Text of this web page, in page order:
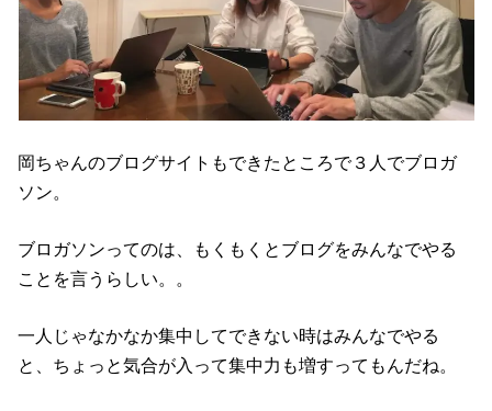
岡ちゃんのブログサイトもできたところで３人でブロガ
ソン。
ブロガソンってのは、もくもくとブログをみんなでやる
ことを言うらしい。。
一人じゃなかなか集中してできない時はみんなでやる
と、ちょっと気合が入って集中力も増すってもんだね。